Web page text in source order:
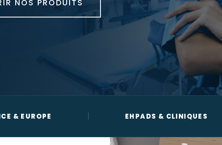
NOS PRODUITS
& EUROPE | EHPADS & CLINIQUES